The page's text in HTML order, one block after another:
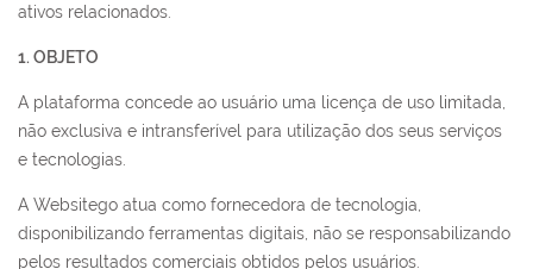
ativos relacionados.
1. OBJETO
A plataforma concede ao usuário uma licença de uso limitada,
não exclusiva e intransferível para utilização dos seus serviços
e tecnologias.
A Websitego atua como fornecedora de tecnologia,
disponibilizando ferramentas digitais, não se responsabilizando
pelos resultados comerciais obtidos pelos usuários.